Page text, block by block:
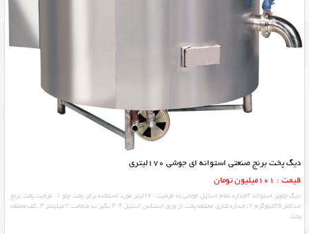
دیگ پخت برنج صنعتی استوانه ای جوشی 170لیتری
قیمت : 101میلیون تومان
دیگ چلوپز استوانه ۳جداره تمام استیل جوشی به ظرفیت ۱۷۰لیتر مورد استفاده برای پخت چلو ۱. ظرفیت پخت برنج
حداکثر ۲۵کیلوگرم ۲. جداره کناری محفظه پخت از ورق استنلس استیل ۳۰۴ نگیر به ضخامت ۲ میلیمتر ۳. کف محفظه
پخت